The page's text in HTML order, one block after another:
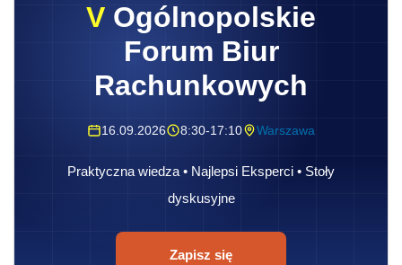
V Ogólnopolskie
Forum Biur
Rachunkowych
16.09.2026 8:30-17:10 Warszawa
Praktyczna wiedza • Najlepsi Eksperci • Stoły
dyskusyjne
Zapisz się